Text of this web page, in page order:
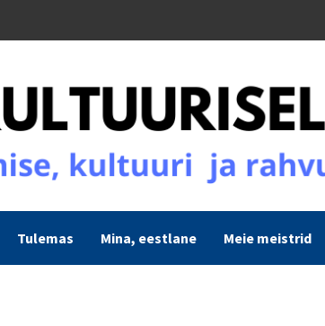
Tulemas Mina, eestlane Meie meistrid